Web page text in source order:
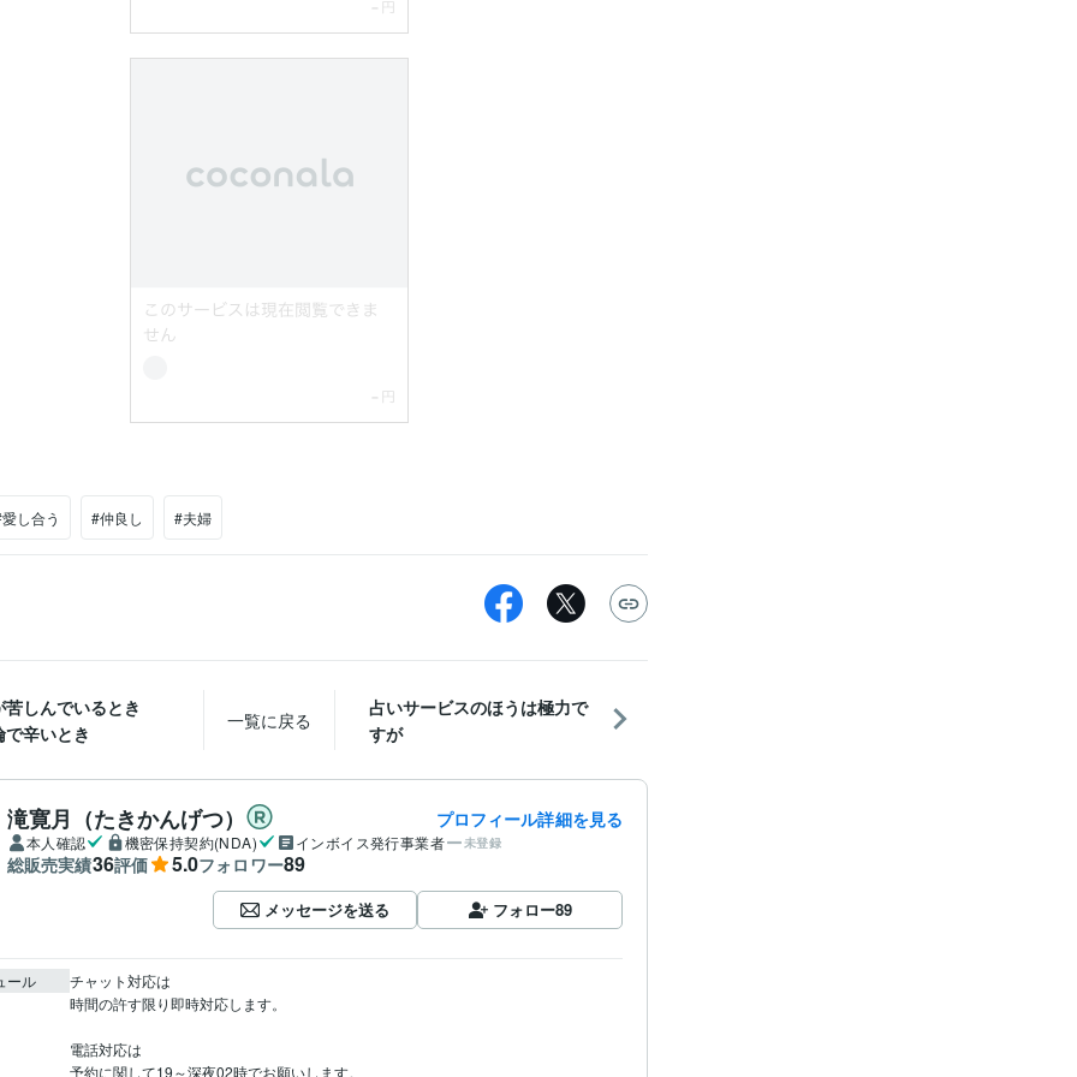
し合う #仲良し #夫婦
しんでいるとき
辛いとき
一覧に戻る
占いサービスのほうは極力で
すが
滝寛月（たきかんげつ） プロフィール詳細を見る
本人確認 機密保持契約(NDA) インボイス発行事業者 未登録
総販売実績36評価 5.0フォロワー89
メッセージを送る フォロー89
ール
チャット対応は
時間の許す限り即時対応します。
電話対応は
予約に関して19～深夜02時でお願いします。